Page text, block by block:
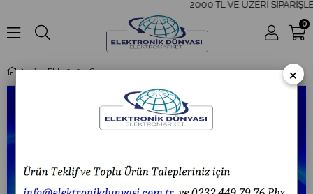
2000 TL VE ÜZERİ
0
Eld 5050 3 Çipli Double Pcb Silikonsuz Şerit Led Mavi 5 Metre ×